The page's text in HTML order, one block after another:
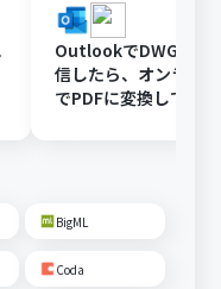
OutlookでDWGファ
信したら、オンライ
でPDFに変換して
BigML
Coda